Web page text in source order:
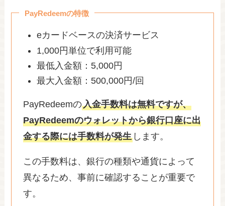
PayRedeemの特徴
eカードベースの決済サービス
1,000円単位で利用可能
最低入金額：5,000円
最大入金額：500,000円/回
PayRedeemの入金手数料は無料ですが、
PayRedeemのウォレットから銀行口座に出
金する際には手数料が発生します。
この手数料は、銀行の種類や通貨によって
異なるため、事前に確認することが重要で
す。